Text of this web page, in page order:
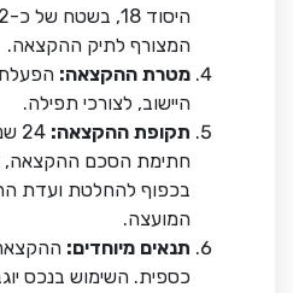
המצורף לתיק ההקצאה.
מטרת ההקצאה:
היישוב, לצורכי תפילה.
תקופת ההקצאה:
חתימת הסכם ההקצאה,
בכפוף להחלטת ועדת
המועצה.
תנאים מיוחדים:
כספית. השימוש בנכס